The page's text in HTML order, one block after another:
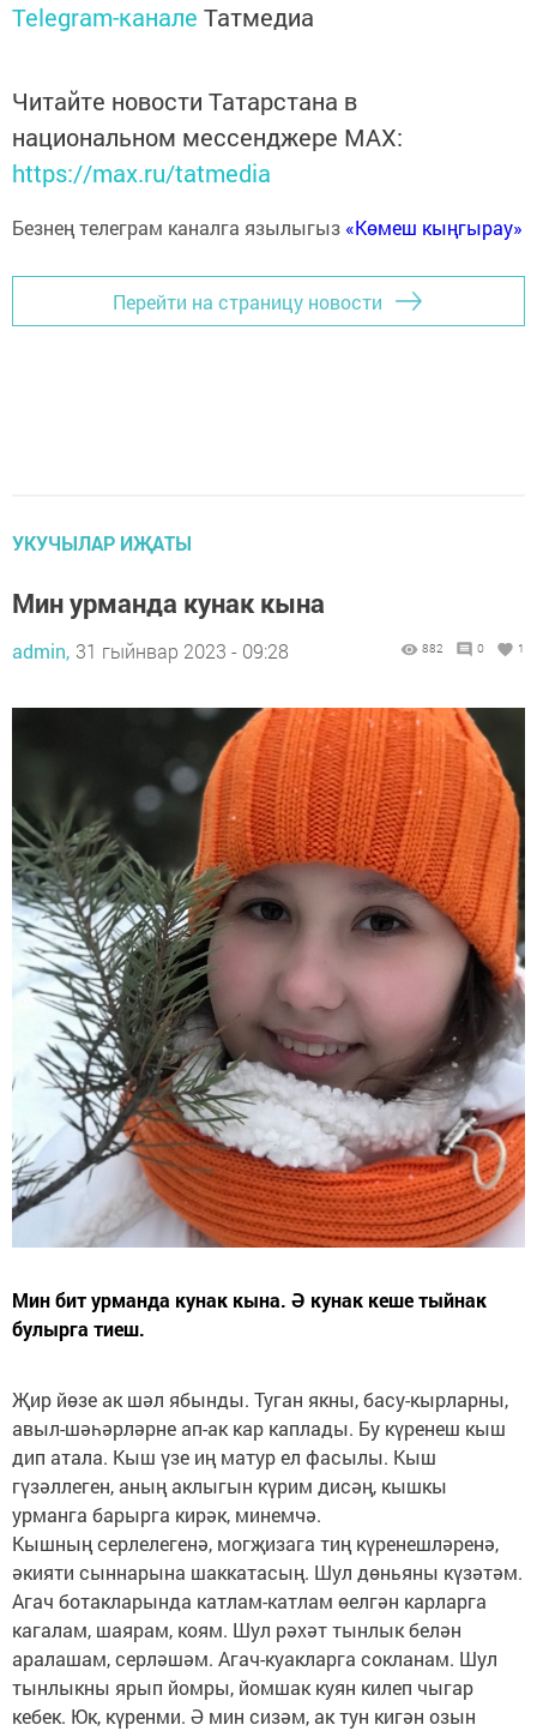
Telegram-канале Татмедиа
Читайте новости Татарстана в
национальном мессенджере MАХ:
https://max.ru/tatmedia
Безнең телеграм каналга язылыгыз «Көмеш кыңгырау»
Перейти на страницу новости
УКУЧЫЛАР ИҖАТЫ
Мин урманда кунак кына
admin, 31 гыйнвар 2023 - 09:28 882 0 1
Мин бит урманда кунак кына. Ә кунак кеше тыйнак
булырга тиеш.
Җир йөзе ак шәл ябынды. Туган якны, басу-кырларны,
авыл-шәһәрләрне ап-ак кар каплады. Бу күренеш кыш
дип атала. Кыш үзе иң матур ел фасылы. Кыш
гүзәллеген, аның аклыгын күрим дисәң, кышкы
урманга барырга кирәк, минемчә.
Кышның серлелегенә, могҗизага тиң күренешләренә,
әкияти сыннарына шаккатасың. Шул дөньяны күзәтәм.
Агач ботакларында катлам-катлам өелгән карларга
кагалам, шаярам, коям. Шул рәхәт тынлык белән
аралашам, серләшәм. Агач-куакларга сокланам. Шул
тынлыкны ярып йомры, йомшак куян килеп чыгар
кебек. Юк, күренми. Ә мин сизәм, ак тун кигән озын